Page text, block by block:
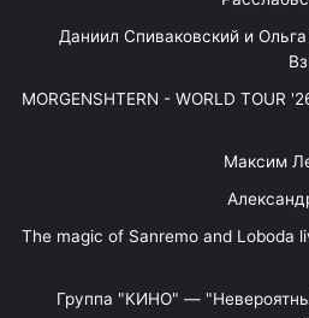
"Даниил Спиваковский и
MORGENSHTERN - WORLD TOUR
Максим
"The magic of Sanremo and
Группа "КИНО" —